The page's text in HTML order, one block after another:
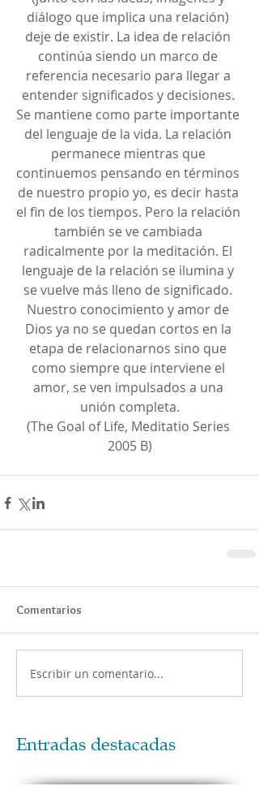
diálogo que implica una relación)
deje de existir. La idea de relación
continúa siendo un marco de
referencia necesario para llegar a
entender significados y decisiones.
Se mantiene como parte importante
del lenguaje de la vida. La relación
permanece mientras que
continuemos pensando en términos
de nuestro propio yo, es decir hasta
el fin de los tiempos. Pero la relación
también se ve cambiada
radicalmente por la meditación. El
lenguaje de la relación se ilumina y
se vuelve más lleno de significado.
Nuestro conocimiento y amor de
Dios ya no se quedan cortos en la
etapa de relacionarnos sino que
como siempre que interviene el
amor, se ven impulsados a una
unión completa.
(The Goal of Life, Meditatio Series
2005 B)
Comentarios
Escribir un comentario...
Entradas destacadas